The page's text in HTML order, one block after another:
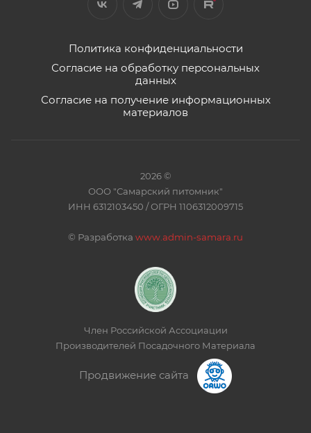
Политика конфиденциальности
Согласие на обработку персональных
данных
Согласие на получение информационных
материалов
2026 ©
ООО "Самарский питомник"
ИНН 6312103450 / ОГРН 1106312009715
© Разработка www.admin-samara.ru
Член Российской Ассоциации
Производителей Посадочного Материала
Продвижение сайта